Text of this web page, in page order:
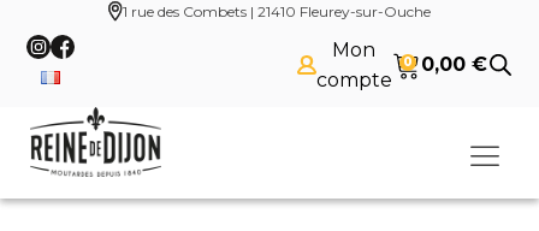
1 rue des Combets | 21410 Fleurey-sur-Ouche
Mon
compte
0 0,00€